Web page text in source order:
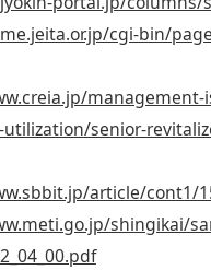
cgi-bin/
management-
senior-
article/cont1/
shingikai/